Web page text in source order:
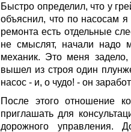
Быстро определил, что у
объяснил, что по насосам
ремонта есть отдельные
не смыслят, начали надо
механик. Это меня
вышел из строя один
насос - и, о чудо! - он
После этого отношение
приглашать для
дорожного управления.